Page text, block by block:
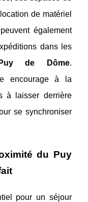
de matériel
également
dans les
Puy de Dôme.
encourage à la
à laisser derrière
se synchroniser
du Puy
pour un séjour